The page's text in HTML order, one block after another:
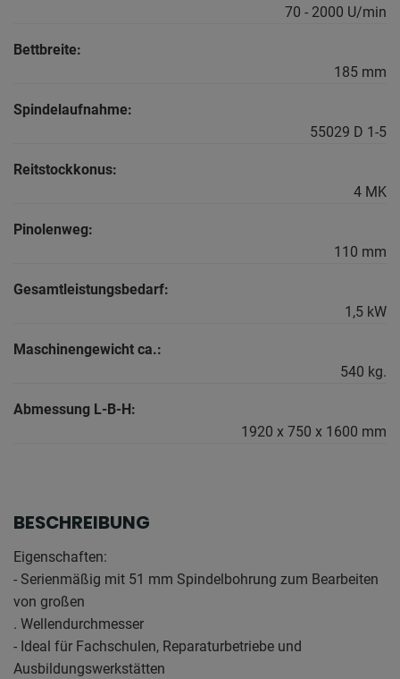
70 - 2000 U/min
Bettbreite:
185 mm
Spindelaufnahme:
55029 D 1-5
Reitstockkonus:
4 MK
Pinolenweg:
110 mm
Gesamtleistungsbedarf:
1,5 kW
Maschinengewicht ca.:
540 kg.
Abmessung L-B-H:
1920 x 750 x 1600 mm
BESCHREIBUNG
Eigenschaften:
- Serienmäßig mit 51 mm Spindelbohrung zum Bearbeiten
von großen
. Wellendurchmesser
- Ideal für Fachschulen, Reparaturbetriebe und
Ausbildungswerkstätten